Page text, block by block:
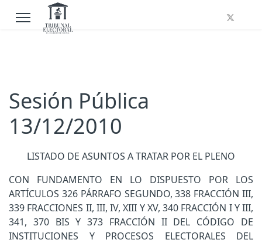
Sesión Pública
13/12/2010
LISTADO DE ASUNTOS A TRATAR POR EL PLENO
CON FUNDAMENTO EN LO DISPUESTO POR LOS
ARTÍCULOS 326 PÁRRAFO SEGUNDO, 338 FRACCIÓN III,
339 FRACCIONES II, III, IV, XIII Y XV, 340 FRACCIÓN I Y III,
341, 370 BIS Y 373 FRACCIÓN II DEL CÓDIGO DE
INSTITUCIONES Y PROCESOS ELECTORALES DEL